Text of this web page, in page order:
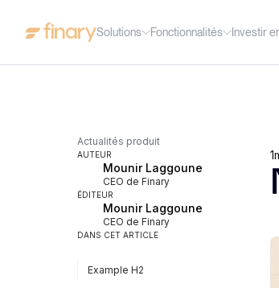
Solutions Fonctionnalités Investir
Actualités produit
AUTEUR
Mounir Laggoune
CEO de Finary
ÉDITEUR
Mounir Laggoune
CEO de Finary
DANS CET ARTICLE
Example H2
1